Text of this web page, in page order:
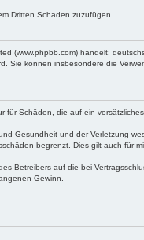
Dritten Schaden zuzufügen.
(www.phpbb.com) handelt;
Sie können insbesondere die
Schäden, die auf ein
Gesundheit und der Verletzung
begrenzt. Dies gilt auch für
Betreibers auf die bei
Gewinn.